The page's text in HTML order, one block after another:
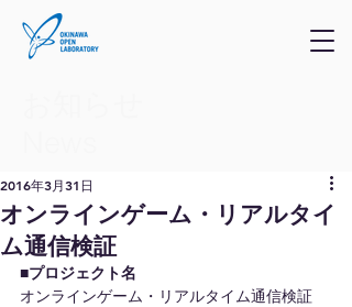
オンラインゲーム・リアルタイ
ム通信検証
2016年3月31日
■プロジェクト名
オンラインゲーム・リアルタイム通信検証